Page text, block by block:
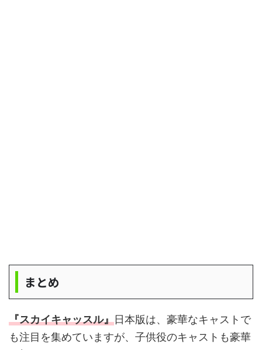
まとめ
『スカイキャッスル』日本版は、豪華なキャストで
も注目を集めていますが、子供役のキャストも豪華